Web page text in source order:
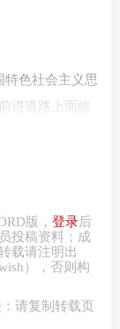
色社会主义思
进道路上面临
学校举办的”
，把这一思想
转化为自己的
伟大复兴的中
版， 登录后
投稿资料；成
载请注明出
），否则构
：请复制转载页